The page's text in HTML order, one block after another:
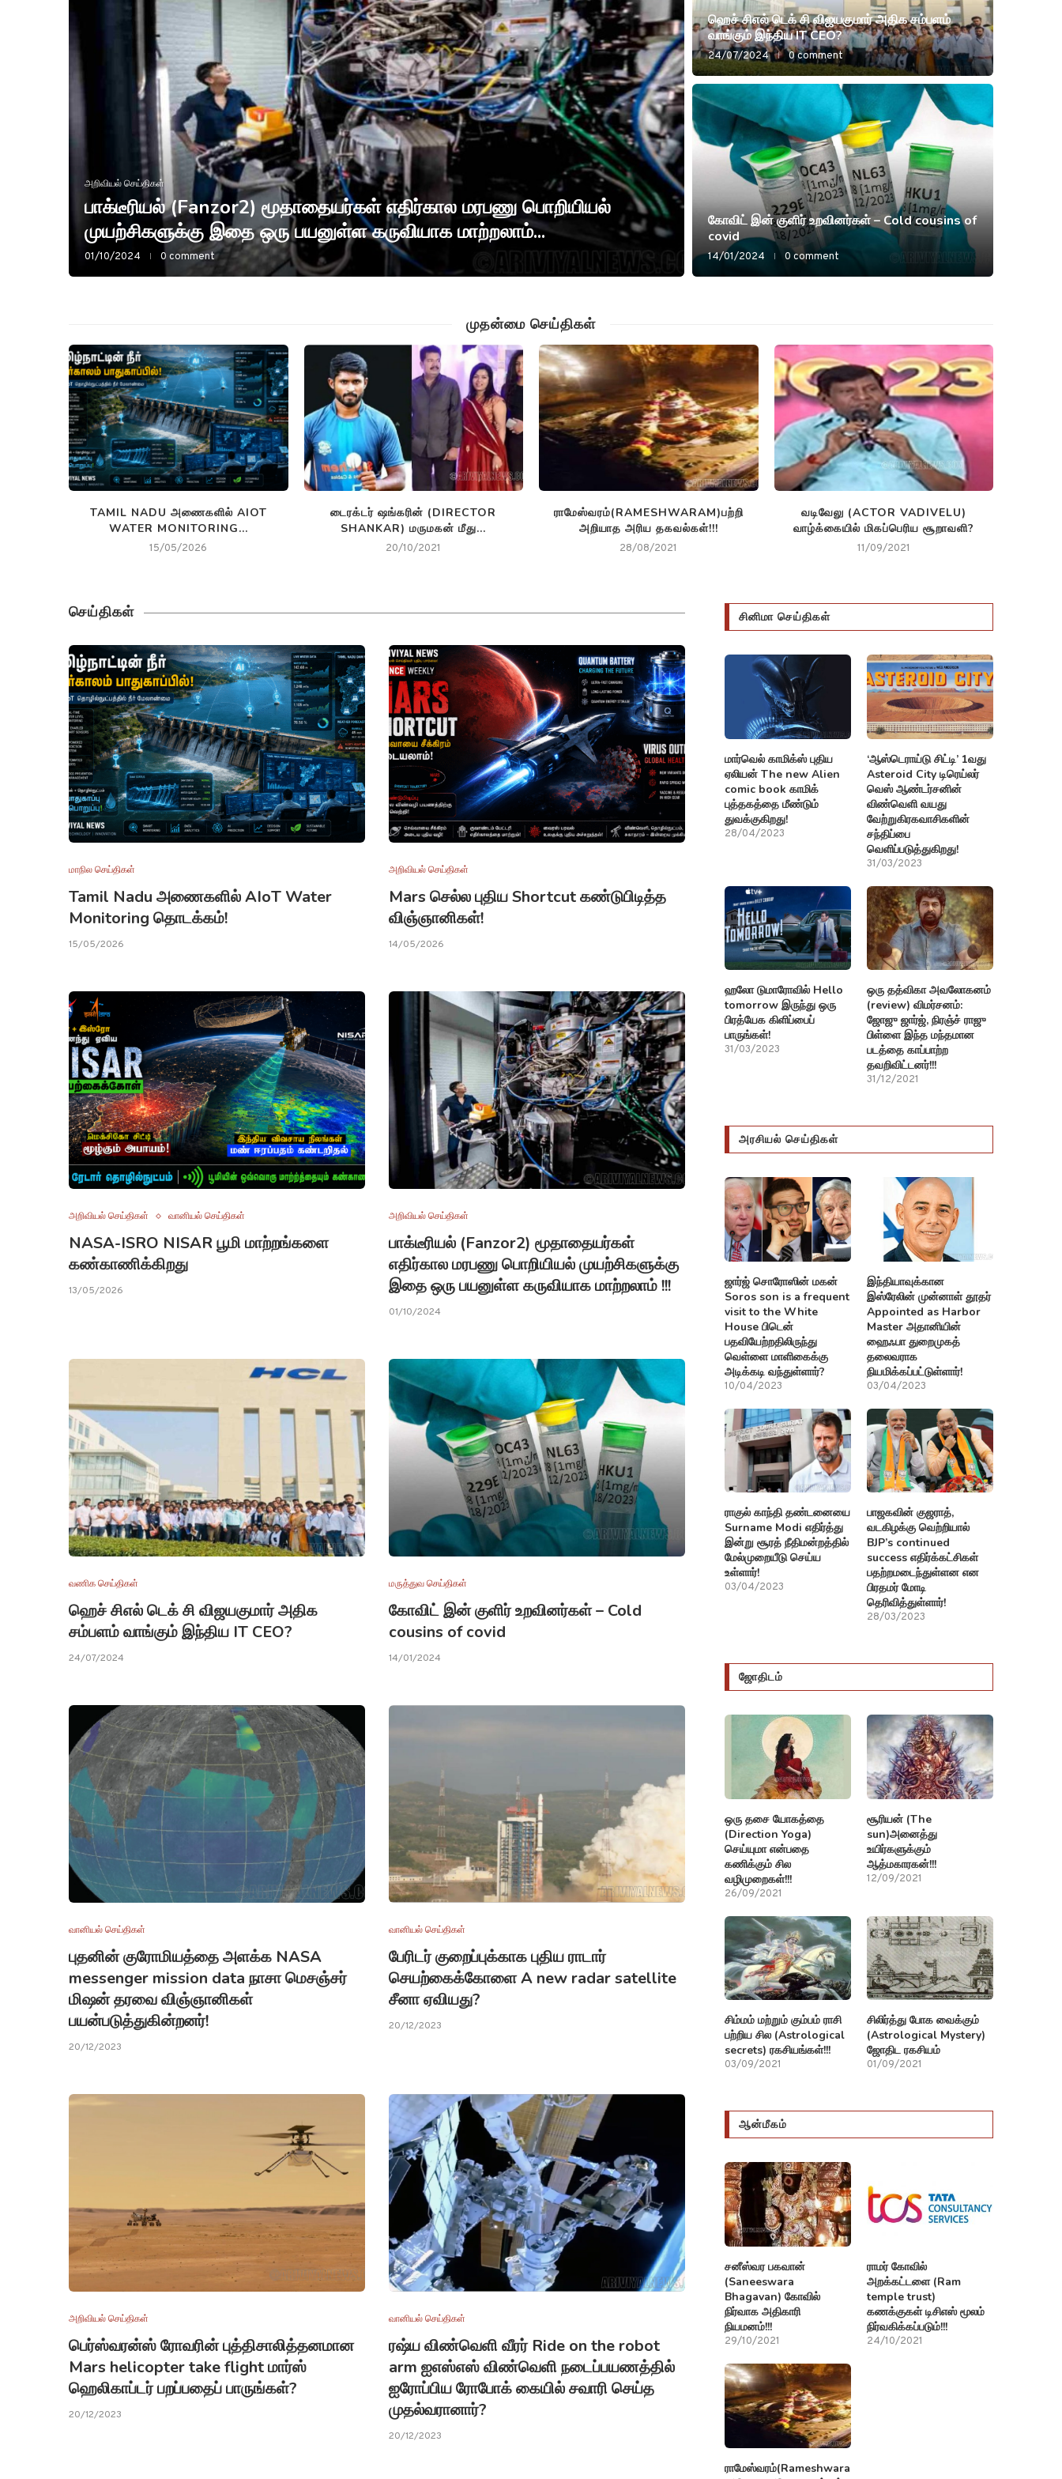
அறிவியல் செய்திகள்
பாக்டீரியல் (Fanzor2) மூதாதையர்கள் எதிர்கால மரபணு பொறியியல்
முயற்சிகளுக்கு இதை ஒரு பயனுள்ள கருவியாக மாற்றலாம்...
01/10/2024 0 comment
ஹெச் சிஎல் டெக் சி விஜயகுமார் அதிக சம்பளம்
வாங்கும் இந்திய IT CEO?
24/07/2024 0 comment
கோவிட் இன் குளிர் உறவினர்கள் – Cold cousins of
covid
14/01/2024 0 comment
முதன்மை செய்திகள்
TAMIL NADU அணைகளில் AIOT
WATER MONITORING...
15/05/2026
டைரக்டர் ஷங்கரின் (DIRECTOR
SHANKAR) மருமகன் மீது...
20/10/2021
ராமேஸ்வரம்(RAMESHWARAM)பற்றி
அறியாத அரிய தகவல்கள்!!!
28/08/2021
வடிவேலு (ACTOR VADIVELU)
வாழ்க்கையில் மிகப்பெரிய சூறாவளி?
11/09/2021
செய்திகள்
மாநில செய்திகள்
Tamil Nadu அணைகளில் AIoT Water
Monitoring தொடக்கம்!
15/05/2026
அறிவியல் செய்திகள்
Mars செல்ல புதிய Shortcut கண்டுபிடித்த
விஞ்ஞானிகள்!
14/05/2026
அறிவியல் செய்திகள் வானியல் செய்திகள்
NASA-ISRO NISAR பூமி மாற்றங்களை
கண்காணிக்கிறது
13/05/2026
அறிவியல் செய்திகள்
பாக்டீரியல் (Fanzor2) மூதாதையர்கள்
எதிர்கால மரபணு பொறியியல் முயற்சிகளுக்கு
இதை ஒரு பயனுள்ள கருவியாக மாற்றலாம் !!!
01/10/2024
வணிக செய்திகள்
ஹெச் சிஎல் டெக் சி விஜயகுமார் அதிக
சம்பளம் வாங்கும் இந்திய IT CEO?
24/07/2024
மருத்துவ செய்திகள்
கோவிட் இன் குளிர் உறவினர்கள் – Cold
cousins of covid
14/01/2024
வானியல் செய்திகள்
புதனின் குரோமியத்தை அளக்க NASA
messenger mission data நாசா மெசஞ்சர்
மிஷன் தரவை விஞ்ஞானிகள்
பயன்படுத்துகின்றனர்!
20/12/2023
வானியல் செய்திகள்
பேரிடர் குறைப்புக்காக புதிய ராடார்
செயற்கைக்கோளை A new radar satellite
சீனா ஏவியது?
20/12/2023
அறிவியல் செய்திகள்
பெர்ஸ்வரன்ஸ் ரோவரின் புத்திசாலித்தனமான
Mars helicopter take flight மார்ஸ்
ஹெலிகாப்டர் பறப்பதைப் பாருங்கள்?
20/12/2023
வானியல் செய்திகள்
ரஷ்ய விண்வெளி வீரர் Ride on the robot
arm ஐஎஸ்எஸ் விண்வெளி நடைப்பயணத்தில்
ஐரோப்பிய ரோபோக் கையில் சவாரி செய்த
முதல்வரானார்?
20/12/2023
சினிமா செய்திகள்
மார்வெல் காமிக்ஸ் புதிய
ஏலியன் The new Alien
comic book காமிக்
புத்தகத்தை மீண்டும்
துவக்குகிறது!
28/04/2023
‘ஆஸ்டெராய்டு சிட்டி’ 1வது
Asteroid City டிரெய்லர்
வெஸ் ஆண்டர்சனின்
விண்வெளி வயது
வேற்றுகிரகவாசிகளின்
சந்திப்பை
வெளிப்படுத்துகிறது!
31/03/2023
ஹலோ டுமாரோவில் Hello
tomorrow இருந்து ஒரு
பிரத்யேக கிளிப்பைப்
பாருங்கள்!
31/03/2023
ஒரு தத்விகா அவலோகனம்
(review) விமர்சனம்:
ஜோஜு ஜார்ஜ், நிரஞ்ச் ராஜு
பிள்ளை இந்த மந்தமான
படத்தை காப்பாற்ற
தவறிவிட்டனர்!!!
31/12/2021
அரசியல் செய்திகள்
ஜார்ஜ் சொரோஸின் மகன்
Soros son is a frequent
visit to the White
House பிடென்
பதவியேற்றதிலிருந்து
வெள்ளை மாளிகைக்கு
அடிக்கடி வந்துள்ளார்?
10/04/2023
இந்தியாவுக்கான
இஸ்ரேலின் முன்னாள் தூதர்
Appointed as Harbor
Master அதானியின்
ஹைஃபா துறைமுகத்
தலைவராக
நியமிக்கப்பட்டுள்ளார்!
03/04/2023
ராகுல் காந்தி தண்டனையை
Surname Modi எதிர்த்து
இன்று சூரத் நீதிமன்றத்தில்
மேல்முறையீடு செய்ய
உள்ளார்!
03/04/2023
பாஜகவின் குஜராத்,
வடகிழக்கு வெற்றியால்
BJP’s continued
success எதிர்க்கட்சிகள்
பதற்றமடைந்துள்ளன என
பிரதமர் மோடி
தெரிவித்துள்ளார்!
28/03/2023
ஜோதிடம்
ஒரு தசை யோகத்தை
(Direction Yoga)
செய்யுமா என்பதை
கணிக்கும் சில
வழிமுறைகள்!!!
26/09/2021
சூரியன் (The
sun)அனைத்து
உயிர்களுக்கும்
ஆத்மகாரகன்!!!
12/09/2021
சிம்மம் மற்றும் கும்பம் ராசி
பற்றிய சில (Astrological
secrets) ரகசியங்கள்!!!
03/09/2021
சிலிர்த்து போக வைக்கும்
(Astrological Mystery)
ஜோதிட ரகசியம்
01/09/2021
ஆன்மீகம்
சனீஸ்வர பகவான்
(Saneeswara
Bhagavan) கோவில்
நிர்வாக அதிகாரி
நியமனம்!!!
29/10/2021
ராமர் கோவில்
அறக்கட்டளை (Ram
temple trust)
கணக்குகள் டிசிஎஸ் மூலம்
நிர்வகிக்கப்படும்!!!
24/10/2021
ராமேஸ்வரம்(Rameshwaram)பற்றி